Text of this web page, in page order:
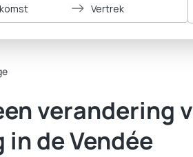
Vertrek
verandering
de Vendée